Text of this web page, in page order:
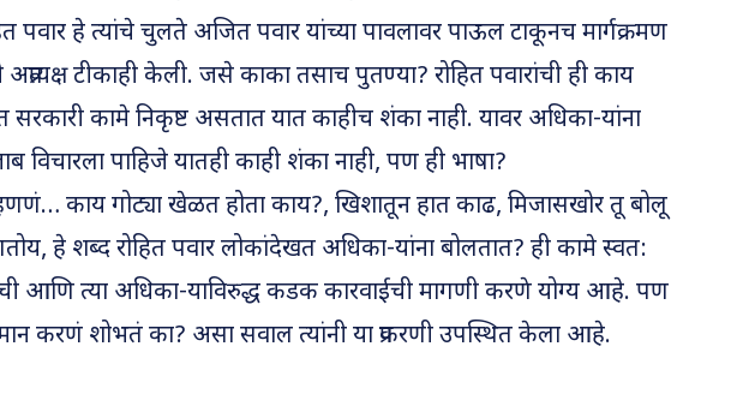
पवार हे त्यांचे चुलते अजित पवार यांच्या पावलावर पाऊल टाकूनच मार्गक्रमण
टीकाही केली. जसे काका तसाच पुतण्या? रोहित पवारांची ही काय
सरकारी कामे निकृष्ट असतात यात काहीच शंका नाही. यावर अधिका-यांना
विचारला पाहिजे यातही काही शंका नाही, पण ही भाषा?
काय गोट्या खेळत होता काय?, खिशातून हात काढ, मिजासखोर तू बोलू
हे शब्द रोहित पवार लोकांदेखत अधिका-यांना बोलतात? ही कामे स्वत:
आणि त्या अधिका-याविरुद्ध कडक कारवाईची मागणी करणे योग्य आहे. पण
करणं शोभतं का? असा सवाल त्यांनी या प्रकरणी उपस्थित केला आहे.